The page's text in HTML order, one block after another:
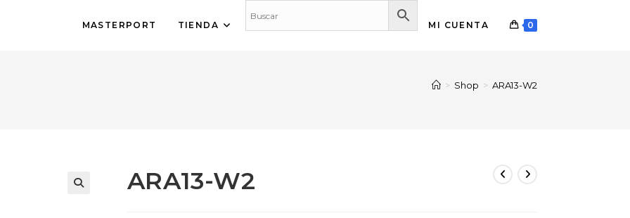
MASTERPORT TIENDA MI CUENTA 0
> Shop > ARA13-W2
ARA13-W2